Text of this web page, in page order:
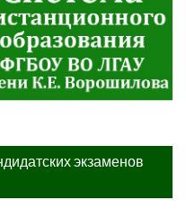
экзаменов